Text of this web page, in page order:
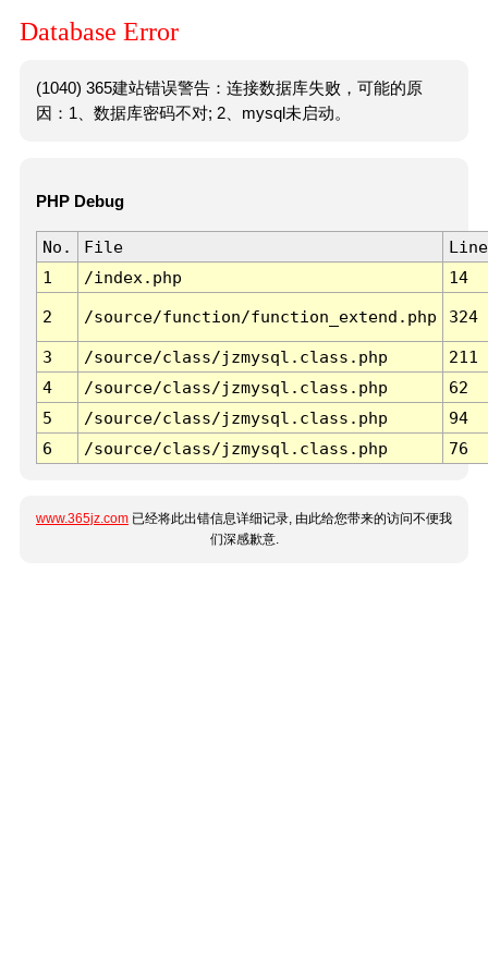
Database Error
(1040) 365建站错误警告：连接数据库失败，可能的原
因：1、数据库密码不对; 2、mysql未启动。
PHP Debug
No. File
Line
1
/index.php 14
2 /source/function/function_extend.php 324
3 /source/class/jzmysql.class.php
211
4
/source/class/jzmysql.class.php
62
5
/source/class/jzmysql.class.php
94
6
/source/class/jzmysql.class.php 76
www.365jz.com 已经将此出错信息详细记录, 由此给您带来的访问不便我
们深感歉意.